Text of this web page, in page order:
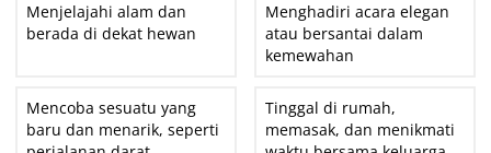
Menjelajahi alam dan
berada di dekat hewan
Menghadiri acara elegan
atau bersantai dalam
kemewahan
Mencoba sesuatu yang
baru dan menarik, seperti
Tinggal di rumah,
memasak, dan menikmati